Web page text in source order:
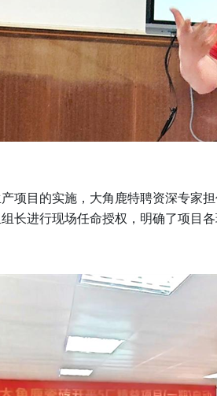
目的实施，大角鹿特聘资深专家担
长进行现场任命授权，明确了项目